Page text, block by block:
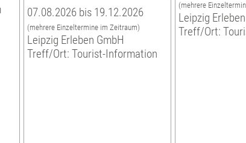
07.08.2026 bis 19.12.2026
(mehrere Einzeltermine im Zeitraum)
Leipzig Erleben GmbH
Treff/Ort: Tourist-Information
(mehrere
Leipzig
Treff/Ort: